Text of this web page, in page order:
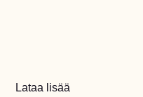
Lataa lisää